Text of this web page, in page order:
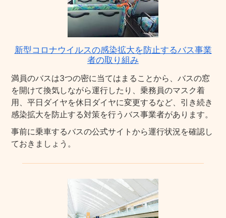
新型コロナウイルスの感染拡大を防止するバス事業
者の取り組み
満員のバスは3つの密に当てはまることから、バスの窓
を開けて換気しながら運行したり、乗務員のマスク着
用、平日ダイヤを休日ダイヤに変更するなど、引き続き
感染拡大を防止する対策を行うバス事業者があります。
事前に乗車するバスの公式サイトから運行状況を確認し
ておきましょう。